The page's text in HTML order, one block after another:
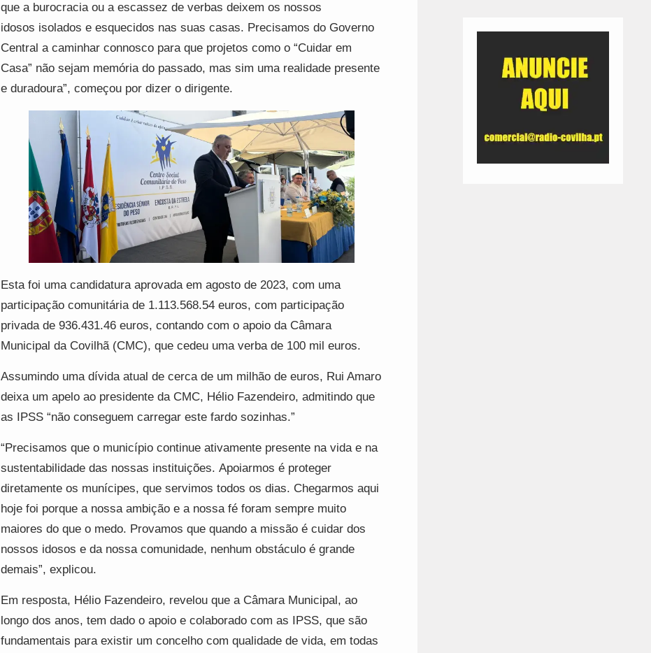
que a burocracia ou a escassez de verbas deixem os nossos
idosos isolados e esquecidos nas suas casas. Precisamos do Governo
Central a caminhar connosco para que projetos como o “Cuidar em
Casa” não sejam memória do passado, mas sim uma realidade presente
e duradoura”, começou por dizer o dirigente.
Esta foi uma candidatura aprovada em agosto de 2023, com uma
participação comunitária de 1.113.568.54 euros, com participação
privada de 936.431.46 euros, contando com o apoio da Câmara
Municipal da Covilhã (CMC), que cedeu uma verba de 100 mil euros.
Assumindo uma dívida atual de cerca de um milhão de euros, Rui Amaro
deixa um apelo ao presidente da CMC, Hélio Fazendeiro, admitindo que
as IPSS “não conseguem carregar este fardo sozinhas.”
“Precisamos que o município continue ativamente presente na vida e na
sustentabilidade das nossas instituições. Apoiarmos é proteger
diretamente os munícipes, que servimos todos os dias. Chegarmos aqui
hoje foi porque a nossa ambição e a nossa fé foram sempre muito
maiores do que o medo. Provamos que quando a missão é cuidar dos
nossos idosos e da nossa comunidade, nenhum obstáculo é grande
demais”, explicou.
Em resposta, Hélio Fazendeiro, revelou que a Câmara Municipal, ao
longo dos anos, tem dado o apoio e colaborado com as IPSS, que são
fundamentais para existir um concelho com qualidade de vida, em todas